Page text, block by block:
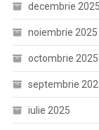
decembrie 2025
noiembrie 2025
octombrie 2025
septembrie
iulie 2025